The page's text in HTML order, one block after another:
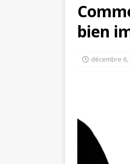
bien
décembre 6,